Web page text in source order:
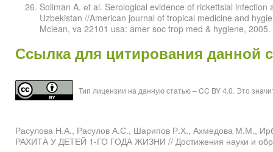
Soliman A. еt al. Serological evidence of rickettsial
Uzbekistan //American journal of tropical medicine and
Mclean, va 22101 usa: amer soc trop med & hygiene,
Ссылка для цитирования данной
Тип лицензии на данную статью – CC BY 4.0. Это
Расулова Н.А., Расулов А.С., Шарипов Р.Х., Ахмедова
РАХИТА У ДЕТЕЙ 1-ГО ГОДА ЖИЗНИ // Достижения науки и